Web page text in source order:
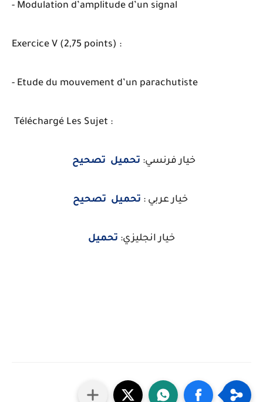
- Modulation d’amplitude d’un signal
Exercice V (2,75 points) :
- Etude du mouvement d’un parachutiste
Téléchargé Les Sujet :
خيار فرنسي: تحميل تصحيح
خيار عربي : تحميل تصحيح
خيار انجليزي: تحميل